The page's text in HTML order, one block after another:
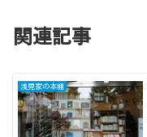
関連記事
浅見家の本棚